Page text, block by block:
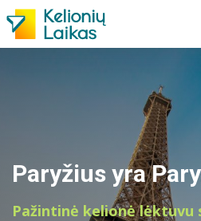
Paryžius yra
Pažintinė kelionė lėktuvu